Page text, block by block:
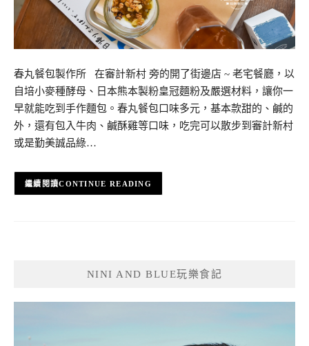
春丸餐包製作所 在審計新村 旁的開了街邊店 ~ 老宅餐廳，以
自培小麥種酵母、日本熊本製粉皇冠麵粉及嚴選材料，讓你一
早就能吃到手作麵包。春丸餐包口味多元，基本款甜的、鹹的
外，還有包入牛肉、鹹酥雞等口味，吃完可以散步到審計新村
或是勤美誠品綠…
CONTINUE READING
NINI AND BLUE玩樂食記